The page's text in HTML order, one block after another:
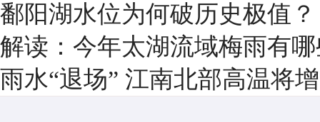
鄱阳湖水位为何破历史极值？
解读：今年太湖流域梅雨有
雨水“退场” 江南北部高温将